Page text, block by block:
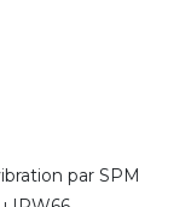
par SPM